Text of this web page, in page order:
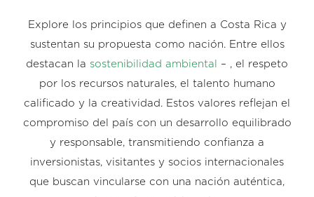
Explore los principios que definen a Costa Rica y
sustentan su propuesta como nación. Entre ellos
destacan la sostenibilidad ambiental
– , el respeto
por los recursos naturales, el talento humano
calificado y la creatividad. Estos valores reflejan el
compromiso del país con un desarrollo equilibrado
y responsable, transmitiendo confianza a
inversionistas, visitantes y socios internacionales
que buscan vincularse con una nación auténtica,